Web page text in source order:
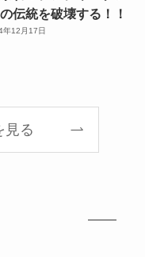
伝統を破壊する！！
年12月17日
見る